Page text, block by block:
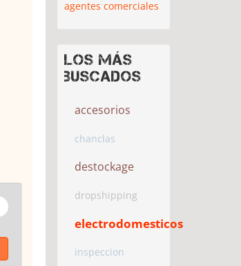
agentes comerciales
Los más
buscados
accesorios
chanclas
destockage
dropshipping
electrodomesticos
inspeccion